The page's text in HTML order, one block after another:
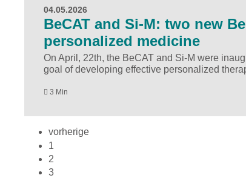
04.05.2026
BeCAT and Si-M: two new
personalized medicine
On April, 22th, the BeCAT and Si-M were
goal of developing effective personalized
3 Min
vorherige
1
2
3